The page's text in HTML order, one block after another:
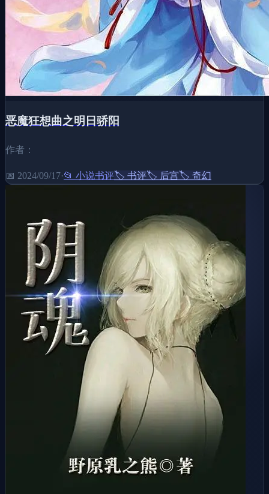
恶魔狂想曲之明日骄阳
作者：
📅 2024/09/17·📂 小说书评🏷️ 书评🏷️ 后宫🏷️ 奇幻